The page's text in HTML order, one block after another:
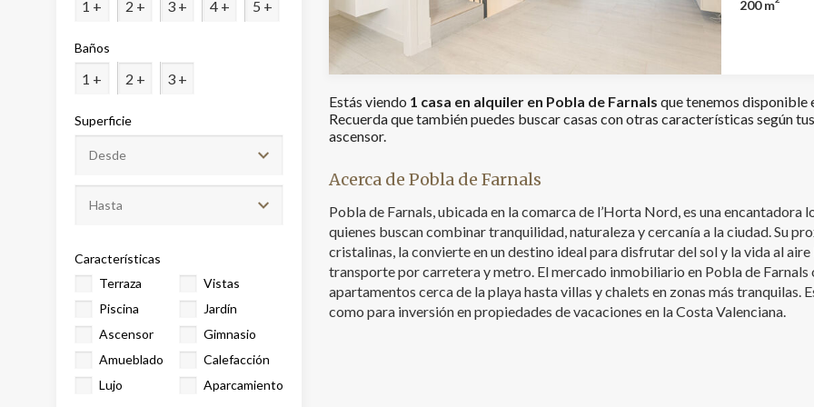
1 + 2 + 3 + 4 + 5 +
Baños
1 + 2 + 3 +
Superficie
Características
Terraza
Vistas
Piscina
Jardín
Ascensor
Gimnasio
Amueblado
Calefacción
Lujo
Aparcamiento
vehículos y
equipada,
también se
descanso
soleada y
zona chill-
relajarse.
lavadero independiente. Entre
se encuentran: • Vivienda de obra nueva a
200 m
Estás viendo 1 casa en alquiler en Pobla de Farnals que tenemos disponible
Recuerda que también puedes buscar casas con otras características según
ascensor.
Acerca de Pobla de Farnals
Pobla de Farnals, ubicada en la comarca de l’Horta Nord, es una
quienes buscan combinar tranquilidad, naturaleza y cercanía a la ciudad. Su
cristalinas, la convierte en un destino ideal para disfrutar del sol y la vida al
transporte por carretera y metro. El mercado inmobiliario en Pobla de Farnals
apartamentos cerca de la playa hasta villas y chalets en zonas más
como para inversión en propiedades de vacaciones en la Costa Valenciana.
Marketing y publicidad
hábitos de navegación. Gracias a ellas, podemos conocer los hábitos de
en el sitio web y mostrar publicidad relacionada con el perfil de navegación del
usuario.